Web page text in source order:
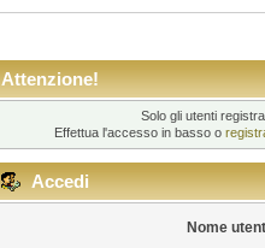
Attenzione!
Solo gli utenti
Effettua l'accesso in basso o
Accedi
Nome